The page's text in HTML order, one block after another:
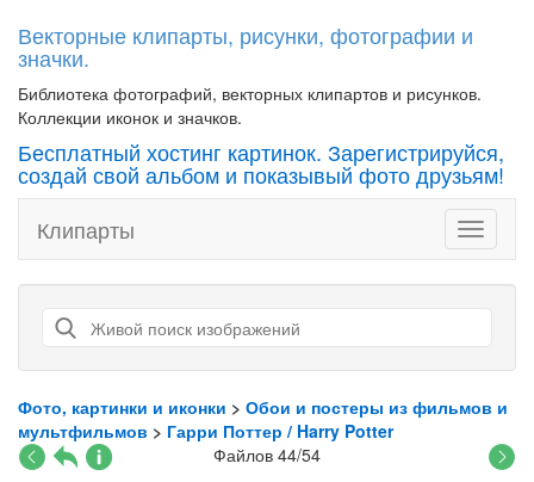
Векторные клипарты, рисунки, фотографии и
значки.
Библиотека фотографий, векторных клипартов и рисунков.
Коллекции иконок и значков.
Бесплатный хостинг картинок. Зарегистрируйся,
создай свой альбом и показывый фото друзьям!
Toggle
Клипарты
Фото, картинки и иконки > Обои и постеры из фильмов и
мультфильмов > Гарри Поттер / Harry Potter
Файлов 44/54